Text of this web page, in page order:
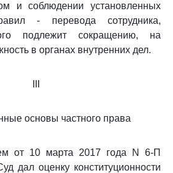
и соблюдении установленных
- перевода сотрудника,
подлежит сокращению, на
в органах внутренних дел.
основы частного права
от 10 марта 2017 года N 6-П
дал оценку конституционности